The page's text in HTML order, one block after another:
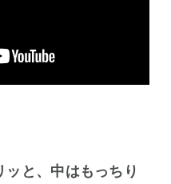
ッと、中はもっちり